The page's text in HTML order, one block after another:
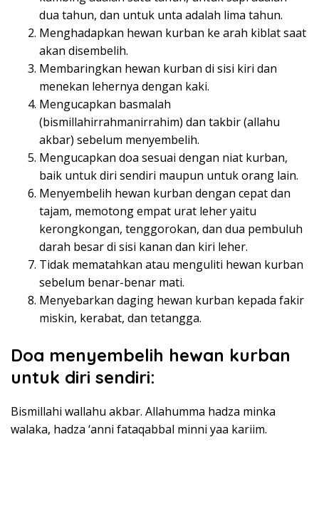
dua tahun, dan untuk unta adalah lima tahun.
Menghadapkan hewan kurban ke arah kiblat saat
akan disembelih.
Membaringkan hewan kurban di sisi kiri dan
menekan lehernya dengan kaki.
Mengucapkan basmalah
(bismillahirrahmanirrahim) dan takbir (allahu
akbar) sebelum menyembelih.
Mengucapkan doa sesuai dengan niat kurban,
baik untuk diri sendiri maupun untuk orang lain.
Menyembelih hewan kurban dengan cepat dan
tajam, memotong empat urat leher yaitu
kerongkongan, tenggorokan, dan dua pembuluh
darah besar di sisi kanan dan kiri leher.
Tidak mematahkan atau menguliti hewan kurban
sebelum benar-benar mati.
Menyebarkan daging hewan kurban kepada fakir
miskin, kerabat, dan tetangga.
Doa menyembelih hewan kurban
untuk diri sendiri:
Bismillahi wallahu akbar. Allahumma hadza minka
walaka, hadza ‘anni fataqabbal minni yaa kariim.